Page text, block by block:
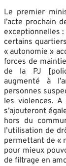
Le premier
l’acte prochain
exceptionnelles
certains
« autonomie »
forces de
de la PJ
augmenté à
personnes
les violences.
s’ajouteront
hors du
l’utilisation de
permettant de «
pour mieux
de filtrage en